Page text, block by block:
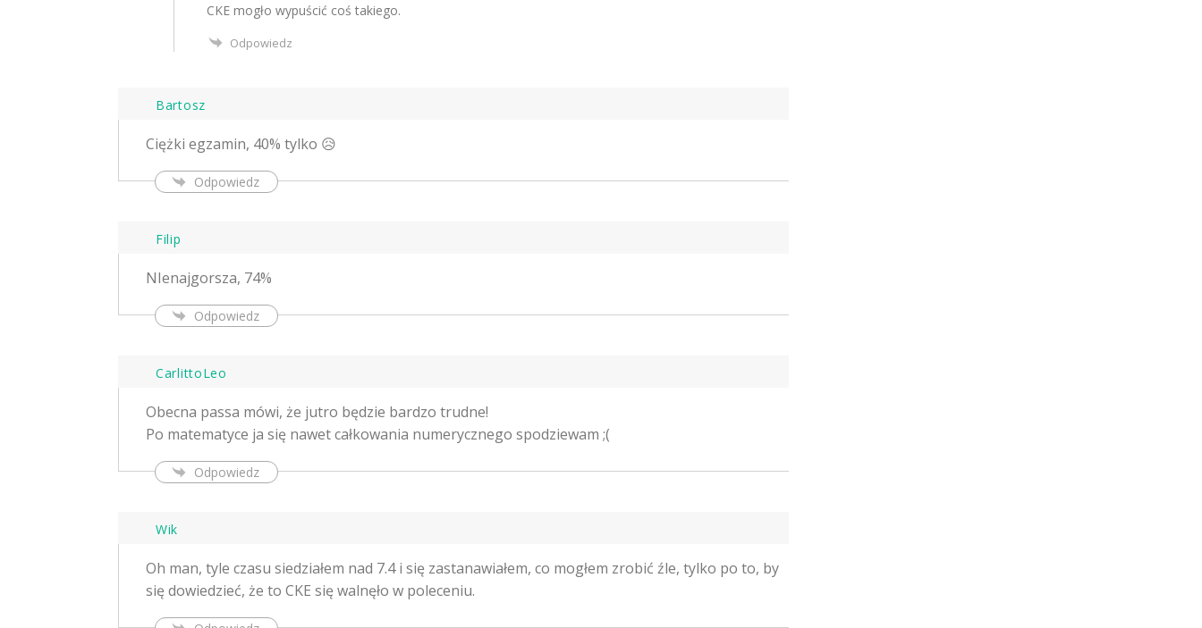
CKE mogło wypuścić coś takiego.
Odpowiedz
Bartosz
Ciężki egzamin, 40% tylko 😥
Odpowiedz
Filip
NIenajgorsza, 74%
Odpowiedz
CarlittoLeo
Obecna passa mówi, że jutro będzie bardzo trudne!
Po matematyce ja się nawet całkowania numerycznego spodziewam ;(
Odpowiedz
Wik
Oh man, tyle czasu siedziałem nad 7.4 i się zastanawiałem, co mogłem zrobić źle, tylko po to, by
się dowiedzieć, że to CKE się walnęło w poleceniu.